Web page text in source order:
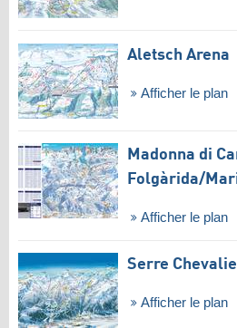
Aletsch Arena
Afficher le plan
Madonna di
Folgàrida/​
Afficher le plan
Serre
Afficher le plan